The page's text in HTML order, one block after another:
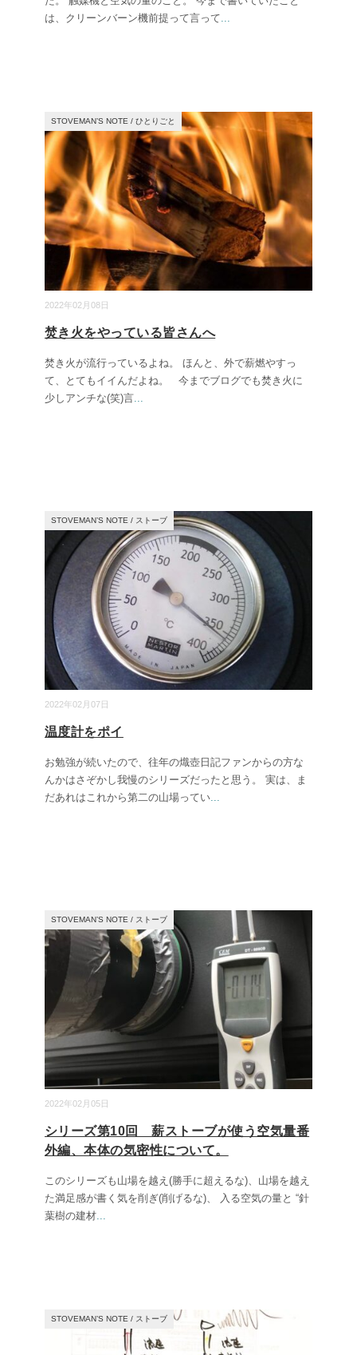
は、クリーンバーン機前提って言って...
2022年02月08日
STOVEMAN’S NOTE / ひとりごと
焚き火をやっている皆さんへ
焚き火が流行っているよね。 ほんと、外で薪燃やすっ
て、とてもイイんだよね。 今までブログでも焚き火に
少しアンチな(笑)言...
2022年02月07日
STOVEMAN’S NOTE / ストーブ
温度計をポイ
お勉強が続いたので、往年の熾壺日記ファンからの方な
んかはさぞかし我慢のシリーズだったと思う。 実は、ま
だあれはこれから第二の山場ってい...
2022年02月05日
STOVEMAN’S NOTE / ストーブ
シリーズ第10回 薪ストーブが使う空気量番
外編、本体の気密性について。
このシリーズも山場を越え(勝手に超えるな)、山場を越え
た満足感が書く気を削ぎ(削げるな)、 入る空気の量と “針
葉樹の建材...
STOVEMAN’S NOTE / ストーブ